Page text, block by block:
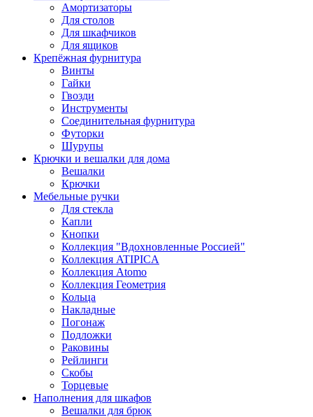
Амортизаторы
Для столов
Для шкафчиков
Для ящиков
Крепёжная фурнитура
Винты
Гайки
Гвозди
Инструменты
Соединительная фурнитура
Футорки
Шурупы
Крючки и вешалки для дома
Вешалки
Крючки
Мебельные ручки
Для стекла
Капли
Кнопки
Коллекция "Вдохновленные Россией"
Коллекция ATIPICA
Коллекция Atomo
Коллекция Геометрия
Кольца
Накладные
Погонаж
Подложки
Раковины
Рейлинги
Скобы
Торцевые
Наполнения для шкафов
Вешалки для брюк